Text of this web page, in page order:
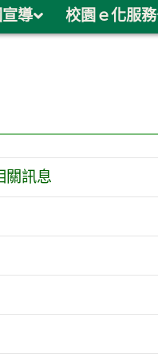
導 校園ｅ化服務
關訊息